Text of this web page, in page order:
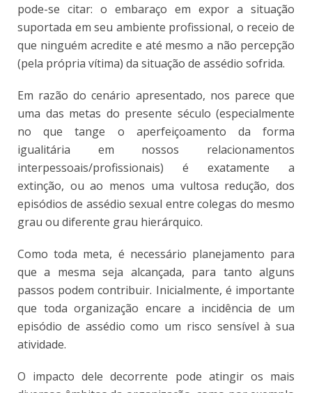
pode-se citar: o embaraço em expor a situação
suportada em seu ambiente profissional, o receio de
que ninguém acredite e até mesmo a não percepção
(pela própria vítima) da situação de assédio sofrida.
Em razão do cenário apresentado, nos parece que
uma das metas do presente século (especialmente
no que tange o aperfeiçoamento da forma
igualitária em nossos relacionamentos
interpessoais/profissionais) é exatamente a
extinção, ou ao menos uma vultosa redução, dos
episódios de assédio sexual entre colegas do mesmo
grau ou diferente grau hierárquico.
Como toda meta, é necessário planejamento para
que a mesma seja alcançada, para tanto alguns
passos podem contribuir. Inicialmente, é importante
que toda organização encare a incidência de um
episódio de assédio como um risco sensível à sua
atividade.
O impacto dele decorrente pode atingir os mais